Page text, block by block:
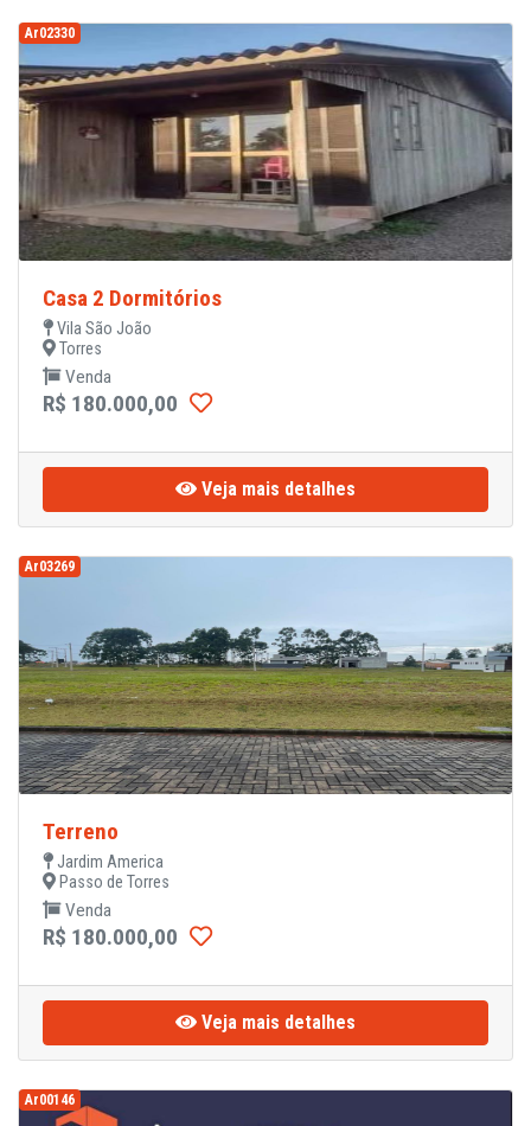
Ar02330
Casa 2 Dormitórios
Vila São João
Torres
Venda
R$ 180.000,00
Veja mais detalhes
Ar03269
Terreno
Jardim America
Passo de Torres
Venda
R$ 180.000,00
Veja mais detalhes
Ar00146